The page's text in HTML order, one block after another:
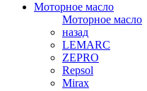
Моторное масло
Моторное масло
назад
LEMARC
ZEPRO
Repsol
Mirax